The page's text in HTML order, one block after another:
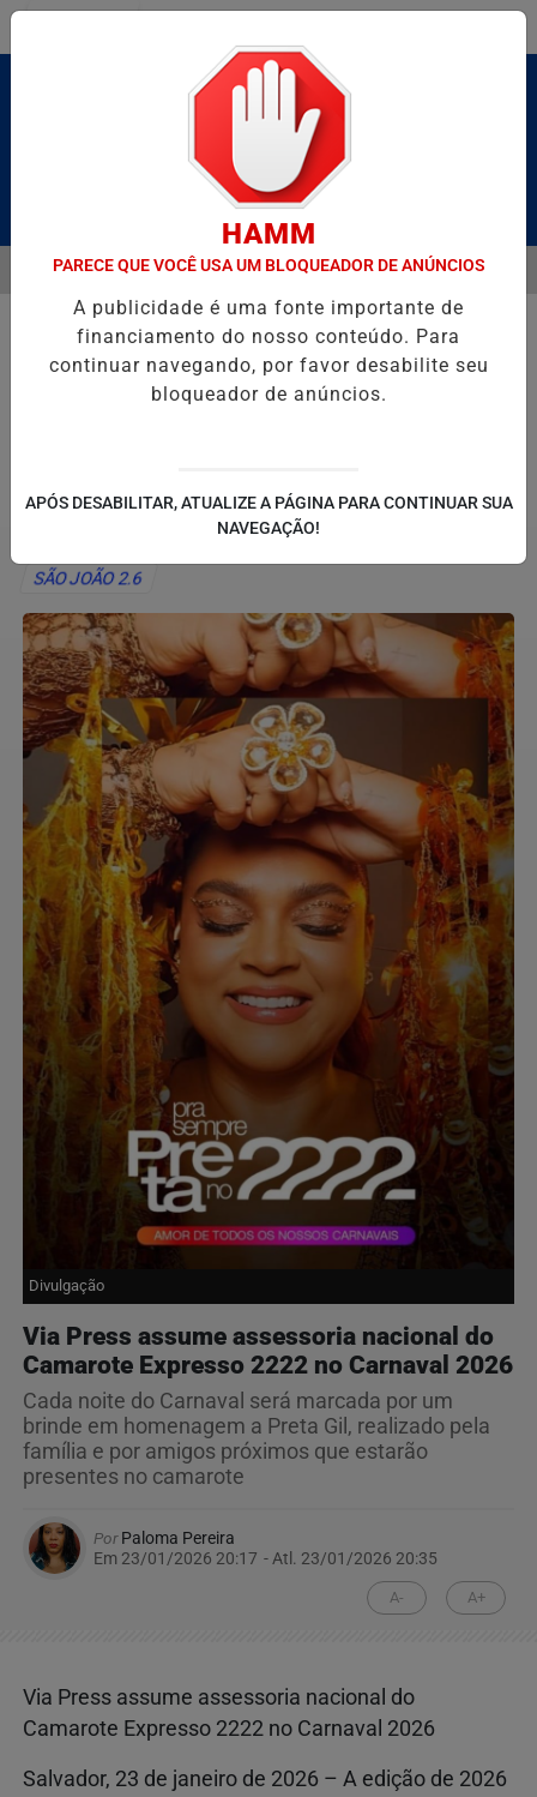
Pesquisar Notícia
HOMENAGEIA UZIEL BUENO NO TERRAÇO MINEIRO NA
EM ALTA
MENU
SÃO JOÃO 2.6
Divulgação
Via Press assume assessoria nacional do
Camarote Expresso 2222 no Carnaval 2026
Cada noite do Carnaval será marcada por um
brinde em homenagem a Preta Gil, realizado pela
família e por amigos próximos que estarão
presentes no camarote
PorPaloma Pereira
Em 23/01/2026 20:17 - Atl. 23/01/2026 20:35
A- A+
Via Press assume assessoria nacional do
Camarote Expresso 2222 no Carnaval 2026
Salvador, 23 de janeiro de 2026 – A edição de 2026
HAMM
PARECE QUE VOCÊ USA UM BLOQUEADOR DE ANÚNCIOS
A publicidade é uma fonte importante de
financiamento do nosso conteúdo. Para
continuar navegando, por favor desabilite seu
bloqueador de anúncios.
APÓS DESABILITAR, ATUALIZE A PÁGINA PARA CONTINUAR SUA
NAVEGAÇÃO!